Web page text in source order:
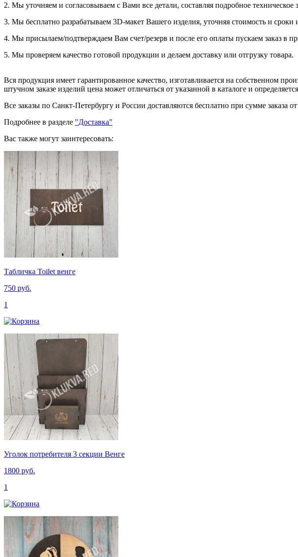
2. Мы уточняем и согласовываем с Вами все детали, составляя подробное техническое
3. Мы бесплатно разрабатываем 3D-макет Вашего изделия, уточняя стоимость и сроки
4. Мы присылаем/подтверждаем Вам счет/резерв и после его оплаты пускаем заказ в
5. Мы проверяем качество готовой продукции и делаем доставку или отгрузку товара.
Вся продукция имеет гарантированное качество, изготавливается на собственном
штучном заказе изделий цена может отличаться от указанной в каталоге и
Все заказы по Санкт-Петербургу и России доставляются бесплатно при сумме заказа
Подробнее в разделе "Доставка"
Вас также могут заинтересовать:
Табличка Toilet венге
750 руб.
1
Уголок потребителя 3 секции Венге
1800 руб.
1